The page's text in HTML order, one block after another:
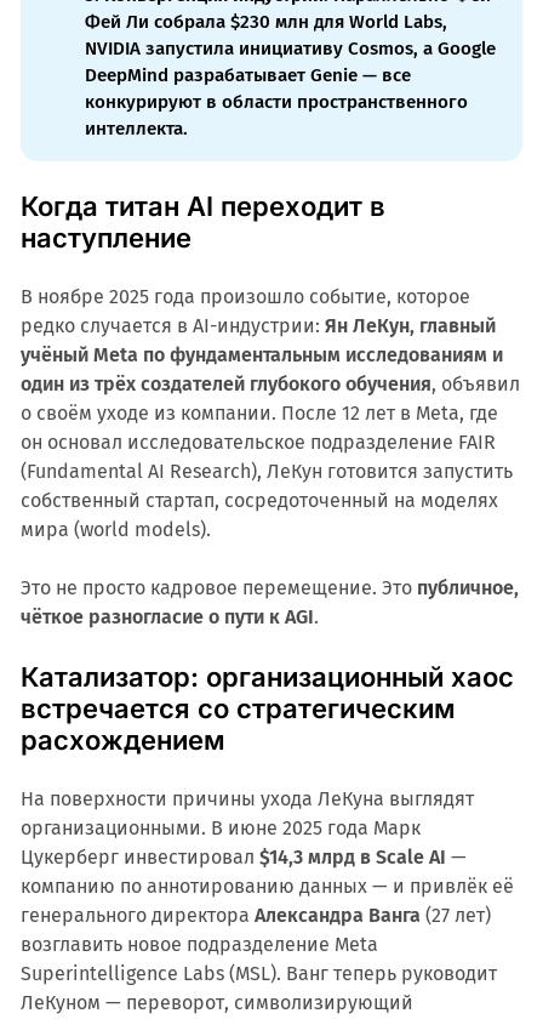
Фей Ли собрала $230 млн для World Labs,
NVIDIA запустила инициативу Cosmos, а Google
DeepMind разрабатывает Genie — все
конкурируют в области пространственного
интеллекта.
Когда титан AI переходит в
наступление
В ноябре 2025 года произошло событие, которое
редко случается в AI-индустрии: Ян ЛеКун, главный
учёный Meta по фундаментальным исследованиям и
один из трёх создателей глубокого обучения, объявил
о своём уходе из компании. После 12 лет в Meta, где
он основал исследовательское подразделение FAIR
(Fundamental AI Research), ЛеКун готовится запустить
собственный стартап, сосредоточенный на моделях
мира (world models).
Это не просто кадровое перемещение. Это публичное,
чёткое разногласие о пути к AGI.
Катализатор: организационный хаос
встречается со стратегическим
расхождением
На поверхности причины ухода ЛеКуна выглядят
организационными. В июне 2025 года Марк
Цукерберг инвестировал $14,3 млрд в Scale AI —
компанию по аннотированию данных — и привлёк её
генерального директора Александра Ванга (27 лет)
возглавить новое подразделение Meta
Superintelligence Labs (MSL). Ванг теперь руководит
ЛеКуном — переворот, символизирующий